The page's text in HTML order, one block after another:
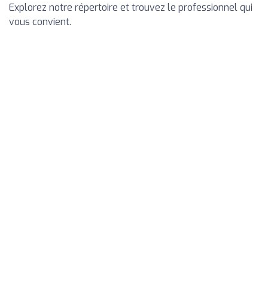
Explorez notre répertoire et trouvez le professionnel qui
vous convient.